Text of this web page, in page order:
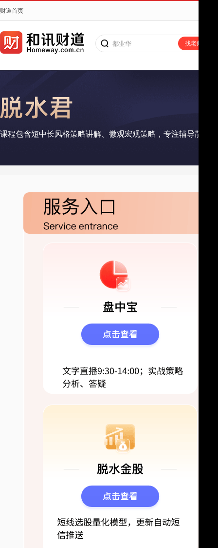
财道首页
都业华
搜老师、搜课程
找老师
课程包含短中长风格策略讲解、微观宏观策略，专注辅导散户